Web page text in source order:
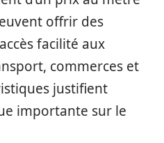
offrir des
facilité aux
commerces et
justifient
importante sur le